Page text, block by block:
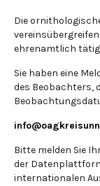
Die
ehrenamtlich
Sie haben eine
des Beobachters,
Bitte melden Sie
der
internationalen